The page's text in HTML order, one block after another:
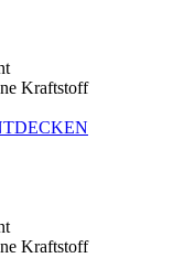
Kraftstoff
Kraftstoff